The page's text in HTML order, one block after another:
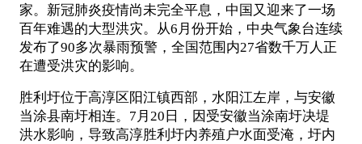
家。新冠肺炎疫情尚未完全平息，中国又迎来了一场
百年难遇的大型洪灾。从6月份开始，中央气象台连续
发布了90多次暴雨预警，全国范围内27省数千万人正
在遭受洪灾的影响。
胜利圩位于高淳区阳江镇西部，水阳江左岸，与安徽
当涂县南圩相连。7月20日，因受安徽当涂南圩决堤
洪水影响，导致高淳胜利圩内养殖户水面受淹，圩内